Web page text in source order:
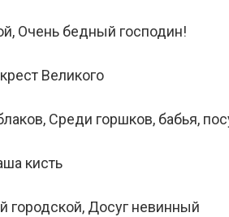
Очень бедный господин!
Великого
Среди горшков, бабья,
кисть
Досуг невинный